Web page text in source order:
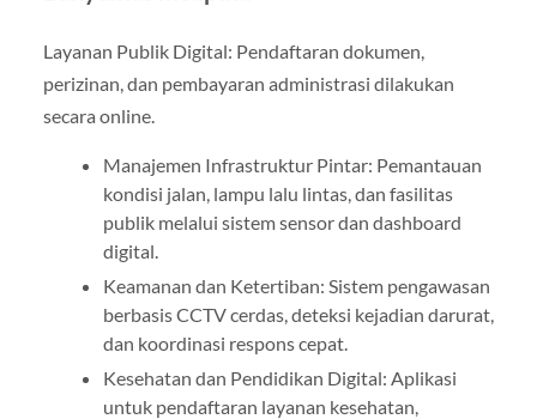
Layanan Publik Digital: Pendaftaran dokumen,
perizinan, dan pembayaran administrasi dilakukan
secara online.
Manajemen Infrastruktur Pintar: Pemantauan
kondisi jalan, lampu lalu lintas, dan fasilitas
publik melalui sistem sensor dan dashboard
digital.
Keamanan dan Ketertiban: Sistem pengawasan
berbasis CCTV cerdas, deteksi kejadian darurat,
dan koordinasi respons cepat.
Kesehatan dan Pendidikan Digital: Aplikasi
untuk pendaftaran layanan kesehatan,